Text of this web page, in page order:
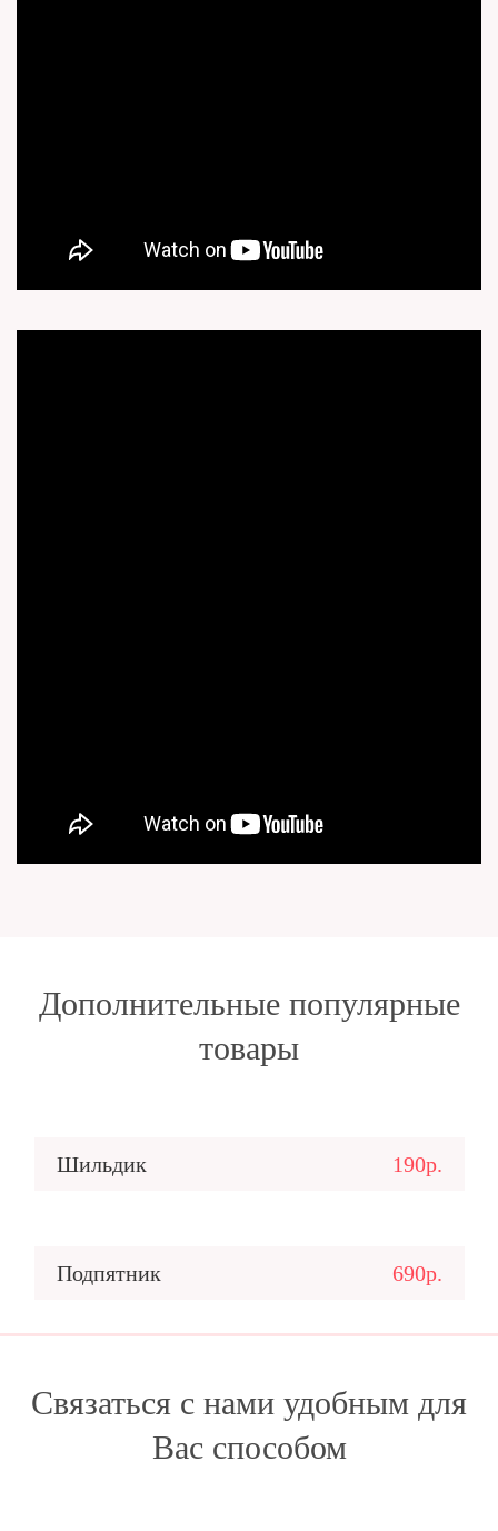
Дополнительные популярные
товары
Шильдик 190р.
Подпятник 690р.
Связаться с нами удобным для
Вас способом